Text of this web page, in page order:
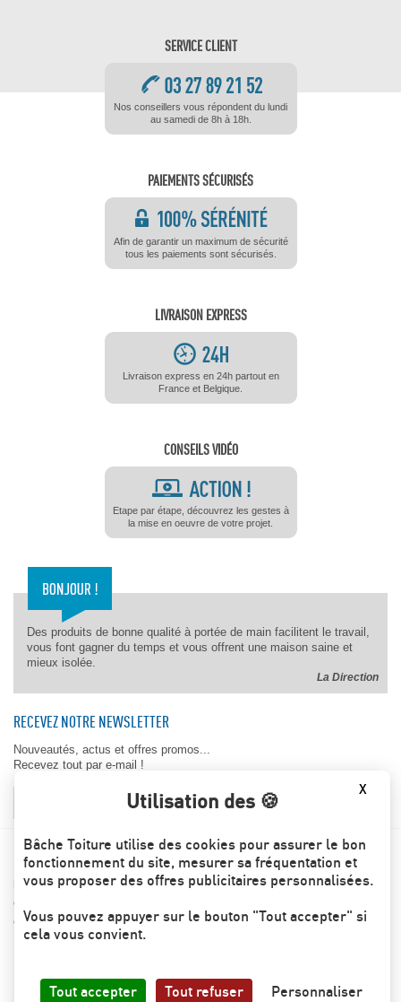
SERVICE CLIENT
Nos conseillers vous répondent du lundi
au samedi de 8h à 18h.
PAIEMENTS SÉCURISÉS
Afin de garantir un maximum de sécurité
tous les paiements sont sécurisés.
LIVRAISON EXPRESS
Livraison express en 24h partout en
France et Belgique.
CONSEILS VIDÉO
Etape par étape, découvrez les gestes à
la mise en oeuvre de votre projet.
Des produits de bonne qualité à portée de main facilitent le travail,
vous font gagner du temps et vous offrent une maison saine et
mieux isolée.
La Direction
RECEVEZ NOTRE NEWSLETTER
Nouveautés, actus et offres promos...
Recevez tout par e-mail !
BACHE-TOITURE.COM
Les engagements Bâche toiture
Conditions générales de ventes
Contactez-nous
X
Utilisation des 🍪
Bâche Toiture utilise des cookies pour assurer le bon
fonctionnement du site, mesurer sa fréquentation et
vous proposer des offres publicitaires personnalisées.
Vous pouvez appuyer sur le bouton "Tout accepter" si
cela vous convient.
Tout accepter Tout refuser Personnaliser